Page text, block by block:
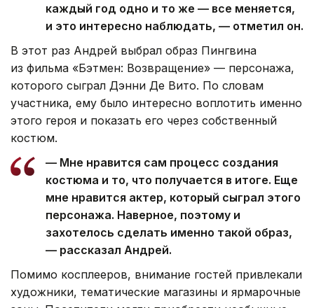
каждый год одно и то же — все меняется,
и это интересно наблюдать, — отметил он.
В этот раз Андрей выбрал образ Пингвина
из фильма «Бэтмен: Возвращение» — персонажа,
которого сыграл Дэнни Де Вито. По словам
участника, ему было интересно воплотить именно
этого героя и показать его через собственный
костюм.
— Мне нравится сам процесс создания
костюма и то, что получается в итоге. Еще
мне нравится актер, который сыграл этого
персонажа. Наверное, поэтому и
захотелось сделать именно такой образ,
— рассказал Андрей.
Помимо косплееров, внимание гостей привлекали
художники, тематические магазины и ярмарочные